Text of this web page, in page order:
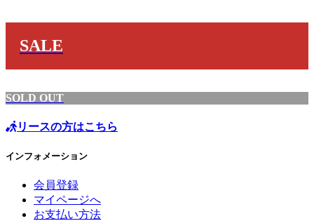
SALE
SOLD OUT
リースの方はこちら
インフォメーション
会員登録
マイページへ
お支払い方法